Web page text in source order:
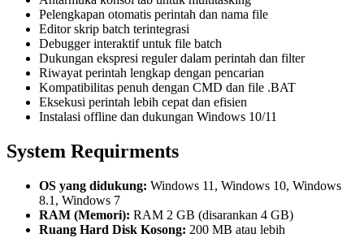
Pelengkapan otomatis perintah dan nama file
Editor skrip batch terintegrasi
Debugger interaktif untuk file batch
Dukungan ekspresi reguler dalam perintah dan filter
Riwayat perintah lengkap dengan pencarian
Kompatibilitas penuh dengan CMD dan file .BAT
Eksekusi perintah lebih cepat dan efisien
Instalasi offline dan dukungan Windows 10/11
System Requirments
OS yang didukung: Windows 11, Windows 10, Windows
8.1, Windows 7
RAM (Memori): RAM 2 GB (disarankan 4 GB)
Ruang Hard Disk Kosong: 200 MB atau lebih